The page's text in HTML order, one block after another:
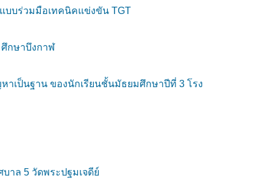
บบร่วมมือเทคนิคแข่งขัน TGT
กษาบึงกาฬ
เป็นฐาน ของนักเรียนชั้นมัธยมศึกษาปีที่ 3 โรง
าล 5 วัดพระปฐมเจดีย์